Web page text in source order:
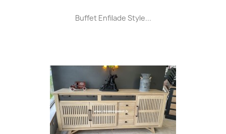
Buffet Enfilade Style...